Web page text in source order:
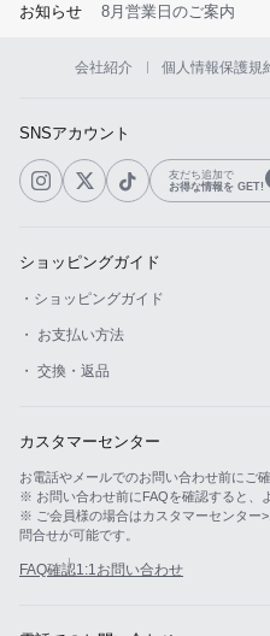
お知らせ 8月営業日のご案内
会社紹介 個人情報保護規
SNSアカウント
友だち追加で
お得な情報を GET!
ショッピングガイド
・ショッピングガイド
・ お支払い方法
・ 交換・返品
カスタマーセンター
お電話やメールでのお問い合わせ前にご確
※ お問い合わせ前にFAQを確認すると、
※ ご会員様の場合はカスタマーセンター
問合せが可能です。
FAQ確認1:1お問い合わせ